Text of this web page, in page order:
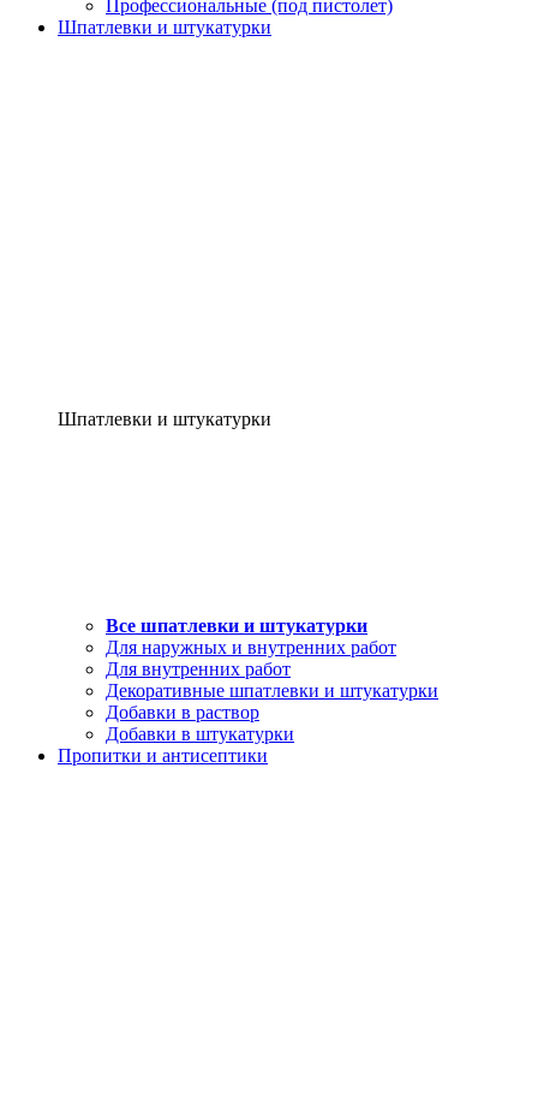
Профессиональные (под пистолет)
Шпатлевки и штукатурки
Шпатлевки и штукатурки
Все шпатлевки и штукатурки
Для наружных и внутренних работ
Для внутренних работ
Декоративные шпатлевки и штукатурки
Добавки в раствор
Добавки в штукатурки
Пропитки и антисептики